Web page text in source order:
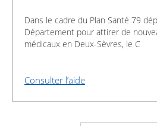
Dans le cadre du Plan Santé 79
Département pour attirer de
médicaux en Deux-Sèvres, le C
Consulter l’aide